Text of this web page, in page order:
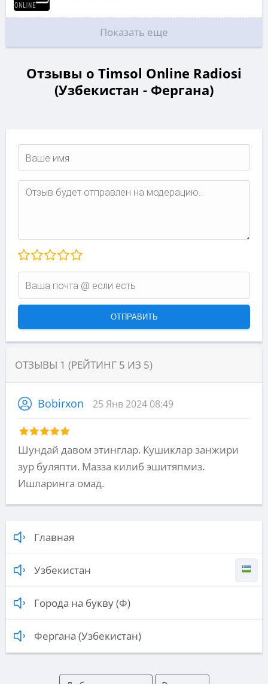
Показать еще
Отзывы о Timsol Online Radiosi
(Узбекистан - Фергана)
ОТЗЫВЫ 1 (РЕЙТИНГ 5 ИЗ 5)
Bobirxon 25 Янв 2024 08:49
Шундай давом этинглар. Кушиклар занжири
зур буляпти. Мазза килиб эшитяпмиз.
Ишларинга омад.
Главная
Узбекистан
Города на букву (Ф)
Фергана (Узбекистан)